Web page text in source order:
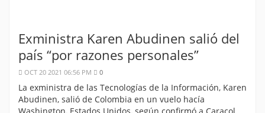
Exministra Karen Abudinen salió del
país “por razones personales”
OCT 20 2021 06:56 PM 0
La exministra de las Tecnologías de la Información, Karen
Abudinen, salió de Colombia en un vuelo hacía